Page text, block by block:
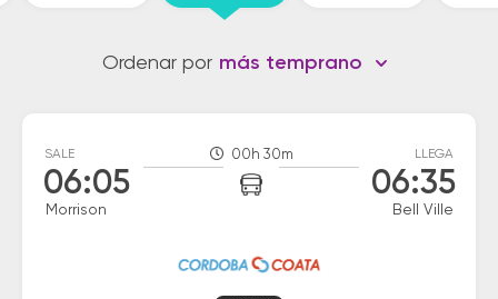
Ordenar por más temprano
SALE
06:05
Morrison
00h 30m LLEGA
06:35
Bell Ville